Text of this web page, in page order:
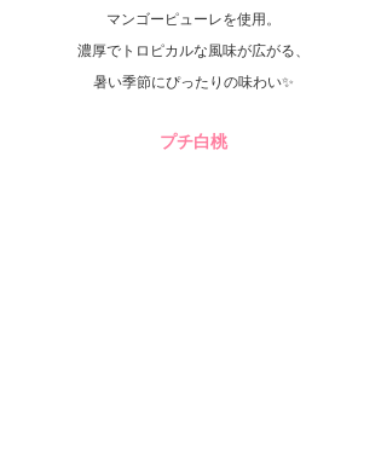
マンゴーピューレを使用。
濃厚でトロピカルな風味が広がる、
暑い季節にぴったりの味わい✨
プチ白桃